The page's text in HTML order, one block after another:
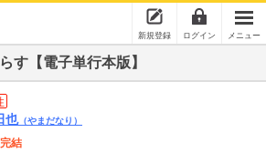
新規登録 ログイン メニュー
す【電子単行本版】
也（やまだなり）
完結